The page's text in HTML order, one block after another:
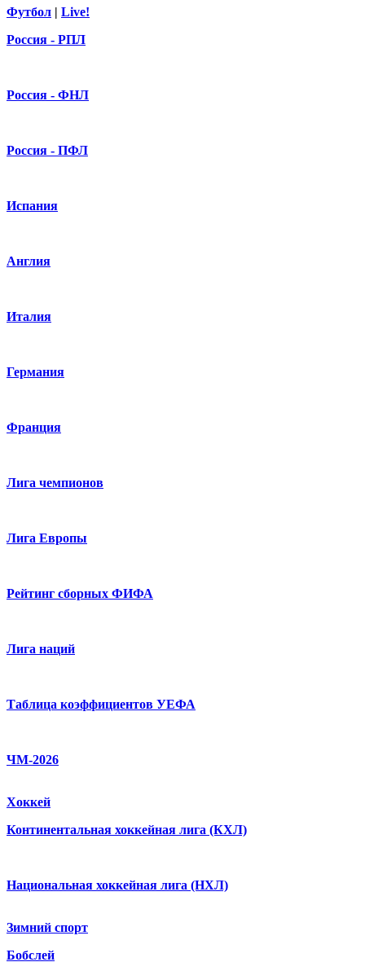
Футбол | Live!
Россия - РПЛ
Россия - ФНЛ
Россия - ПФЛ
Испания
Англия
Италия
Германия
Франция
Лига чемпионов
Лига Европы
Рейтинг сборных ФИФА
Лига наций
Таблица коэффициентов УЕФА
ЧМ-2026
Хоккей
Континентальная хоккейная лига (КХЛ)
Национальная хоккейная лига (НХЛ)
Зимний спорт
Бобслей